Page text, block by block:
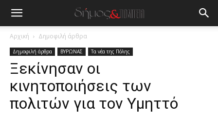
Αρχική Δημοφιλή άρθρα
Δημοφιλή άρθρα ΒΥΡΩΝΑΣ Τα νέα της Πόλης
Ξεκίνησαν οι
κινητοποιήσεις των
πολιτών για τον Υμηττό